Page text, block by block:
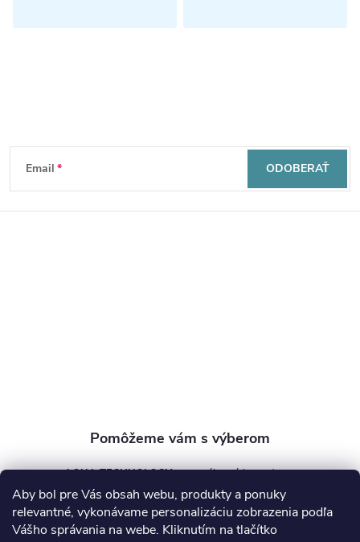
Aby bol pre Vás obsah webu, produkty a ponuky
relevantné, vykonávame personalizáciu zobrazenia podľa
Vášho správania na webe. Kliknutím na tlačítko
Z
á
Email ODOBERAŤ
AQUA TECHNOLOGY s.r.o.
info @aquatechnology.sk
+421 911 991 394